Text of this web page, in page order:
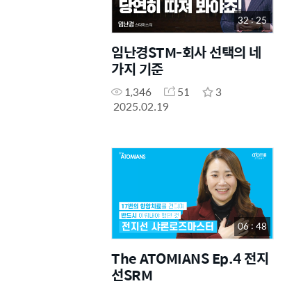
32 : 25
임난경STM-회사 선택의 네
가지 기준
1,346 51
3
2025.02.19
06 : 48
The ATOMIANS Ep.4 전지
선SRM